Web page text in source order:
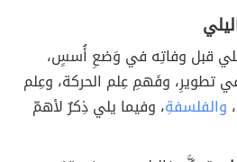
قبل وفاتِه في وَضعِ أُسسٍ،
وفَهمِ عِلم الحركة، وعِلم
والفلسفةِ، وفيما يلي ذِكرٌ لأهمّ